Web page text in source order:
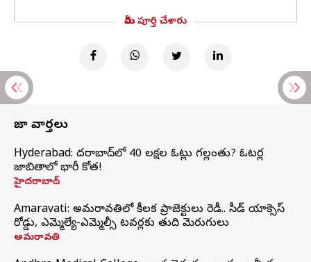
మీరు పూర్తి చేశారు
తాజా వార్తలు
Hyderabad: హైదరాబాద్‌లో 40 లక్షల ఓట్లు గల్లంతు? ఓటర్ల
జాబితాలో భారీ కోత!
హైదరాబాద్
Amaravati: అమరావతిలో కీలక ప్రాజెక్టులు రెడీ.. సీడ్‌ యాక్సెస్‌
రోడ్డు, ఎమ్మెల్యే-ఎమ్మెల్సీ టవర్లకు తుది మెరుగులు
అమరావతి